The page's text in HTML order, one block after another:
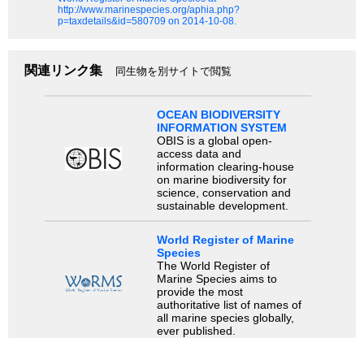
http://www.marinespecies.org/aphia.php?
p=taxdetails&id=580709 on 2014-10-08.
関連リンク集 同生物を別サイトで閲覧
OCEAN BIODIVERSITY
INFORMATION SYSTEM
OBIS is a global open-
access data and
information clearing-house
on marine biodiversity for
science, conservation and
sustainable development.
World Register of Marine
Species
The World Register of
Marine Species aims to
provide the most
authoritative list of names of
all marine species globally,
ever published.